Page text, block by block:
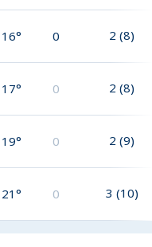
16° 0 2 (8)
17° 0 2 (8)
19° 0 2 (9)
21° 0 3 (10)